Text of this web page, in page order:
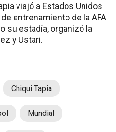
viajó a Estados Unidos
entrenamiento de la AFA
su estadía, organizó la
y Ustari.
Chiqui Tapia
Mundial